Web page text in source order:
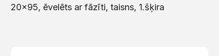
20×95, ēvelēts ar fāzīti, taisns, 1.šķira